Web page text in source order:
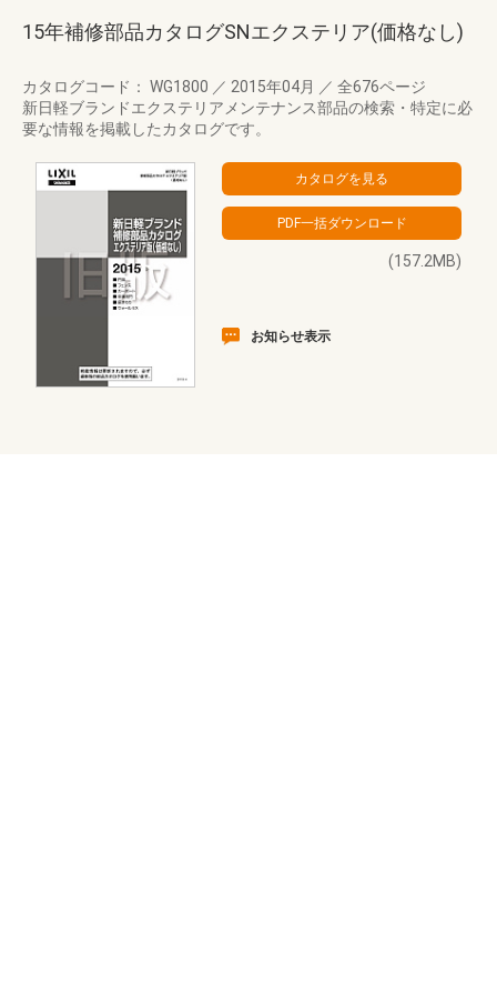
15年補修部品カタログSNエクステリア(価格なし)
カタログコード： WG1800 ／ 2015年04月 ／ 全676ページ
新日軽ブランドエクステリアメンテナンス部品の検索・特定に必
要な情報を掲載したカタログです。
(157.2MB)
お知らせ表示